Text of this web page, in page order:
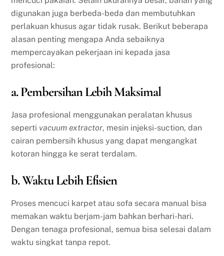
digunakan juga berbeda-beda dan membutuhkan
perlakuan khusus agar tidak rusak. Berikut beberapa
alasan penting mengapa Anda sebaiknya
mempercayakan pekerjaan ini kepada jasa
profesional:
a. Pembersihan Lebih Maksimal
Jasa profesional menggunakan peralatan khusus
seperti vacuum extractor, mesin injeksi-suction, dan
cairan pembersih khusus yang dapat mengangkat
kotoran hingga ke serat terdalam.
b. Waktu Lebih Efisien
Proses mencuci karpet atau sofa secara manual bisa
memakan waktu berjam-jam bahkan berhari-hari.
Dengan tenaga profesional, semua bisa selesai dalam
waktu singkat tanpa repot.